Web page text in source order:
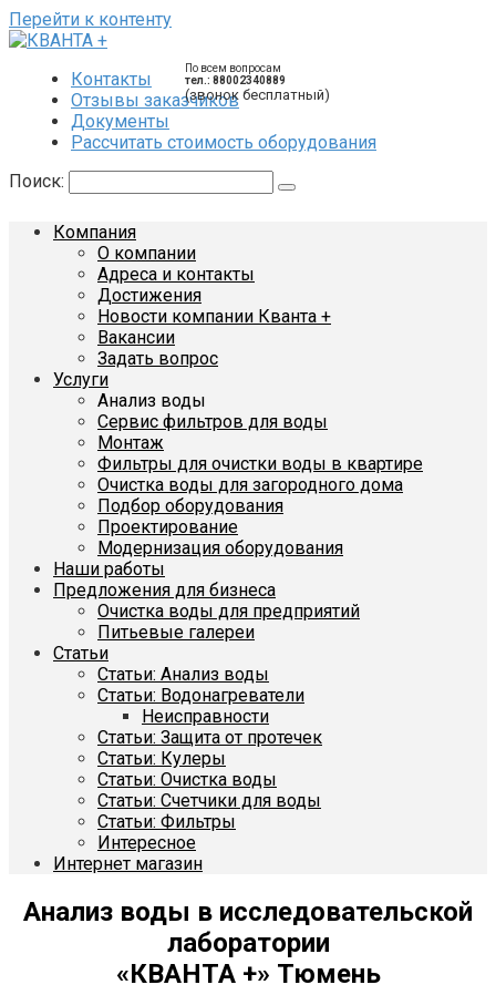
Перейти к контенту
По всем вопросам
тел.: 88002340889
(звонок бесплатный)
Контакты
Отзывы заказчиков
Документы
Рассчитать стоимость оборудования
Поиск:
Компания
О компании
Адреса и контакты
Достижения
Новости компании Кванта +
Вакансии
Задать вопрос
Услуги
Анализ воды
Сервис фильтров для воды
Монтаж
Фильтры для очистки воды в квартире
Очистка воды для загородного дома
Подбор оборудования
Проектирование
Модернизация оборудования
Наши работы
Предложения для бизнеса
Очистка воды для предприятий
Питьевые галереи
Статьи
Статьи: Анализ воды
Статьи: Водонагреватели
Неисправности
Статьи: Защита от протечек
Статьи: Кулеры
Статьи: Очистка воды
Статьи: Счетчики для воды
Статьи: Фильтры
Интересное
Интернет магазин
Анализ воды в исследовательской
лаборатории
«КВАНТА +» Тюмень